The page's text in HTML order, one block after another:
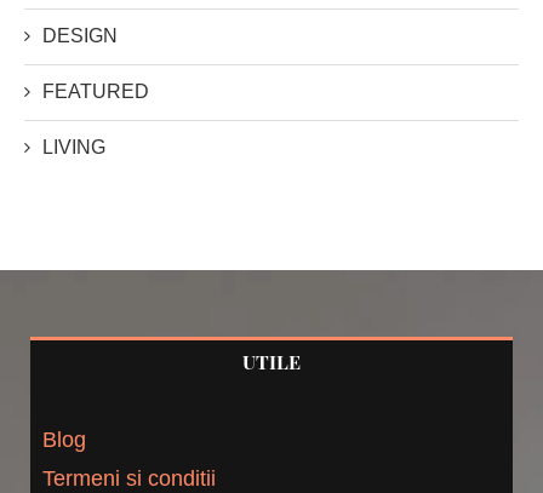
DESIGN
FEATURED
LIVING
UTILE
Blog
Termeni si conditii